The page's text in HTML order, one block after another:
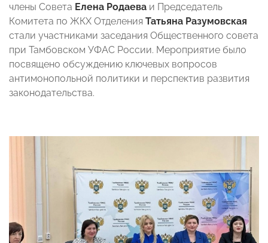
члены Совета Елена Родаева и Председатель
Комитета по ЖКХ Отделения Татьяна Разумовская
стали участниками заседания Общественного совета
при Тамбовском УФАС России. Мероприятие было
посвящено обсуждению ключевых вопросов
антимонопольной политики и перспектив развития
законодательства.